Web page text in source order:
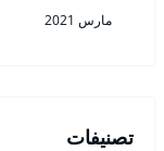
مارس 2021
تصنيفات